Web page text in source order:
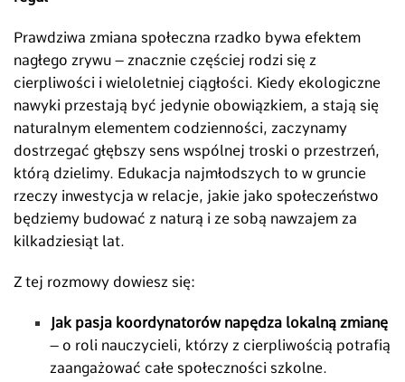
Prawdziwa zmiana społeczna rzadko bywa efektem
nagłego zrywu – znacznie częściej rodzi się z
cierpliwości i wieloletniej ciągłości. Kiedy ekologiczne
nawyki przestają być jedynie obowiązkiem, a stają się
naturalnym elementem codzienności, zaczynamy
dostrzegać głębszy sens wspólnej troski o przestrzeń,
którą dzielimy. Edukacja najmłodszych to w gruncie
rzeczy inwestycja w relacje, jakie jako społeczeństwo
będziemy budować z naturą i ze sobą nawzajem za
kilkadziesiąt lat.
Z tej rozmowy dowiesz się:
Jak pasja koordynatorów napędza lokalną zmianę
– o roli nauczycieli, którzy z cierpliwością potrafią
zaangażować całe społeczności szkolne.